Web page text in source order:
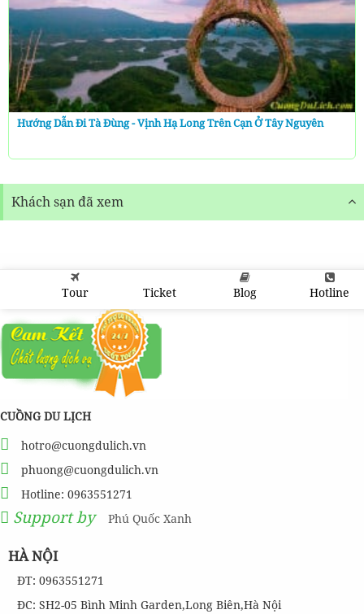
Hướng Dẫn Đi Tà Đùng - Vịnh Hạ Long Trên Cạn Ở Tây Nguyên
Khách sạn đã xem
Tour Ticket Blog Hotline
CUỒNG DU LỊCH
hotro@cuongdulich.vn
phuong@cuongdulich.vn
Hotline: 0963551271
Support by Phú Quốc Xanh
HÀ NỘI
ĐT: 0963551271
ĐC: SH2-05 Bình Minh Garden,Long Biên,Hà Nội